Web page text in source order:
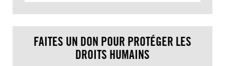
FAITES UN DON POUR PROTÉGER LES
DROITS HUMAINS